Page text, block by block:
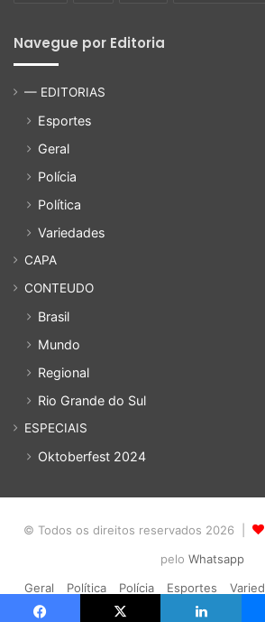
Navegue por Editoria
— EDITORIAS
Esportes
Geral
Polícia
Política
Variedades
CAPA
CONTEUDO
Brasil
Mundo
Regional
Rio Grande do Sul
ESPECIAIS
Oktoberfest 2024
© Todos os direitos reservados 2026 |
pelo Whatsapp
Geral
Política Polícia Esportes
Política de privacidade